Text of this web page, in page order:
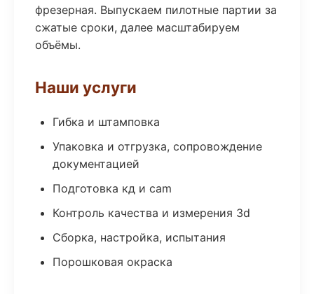
фрезерная. Выпускаем пилотные партии за
сжатые сроки, далее масштабируем
объёмы.
Наши услуги
Гибка и штамповка
Упаковка и отгрузка, сопровождение
документацией
Подготовка кд и cam
Контроль качества и измерения 3d
Сборка, настройка, испытания
Порошковая окраска